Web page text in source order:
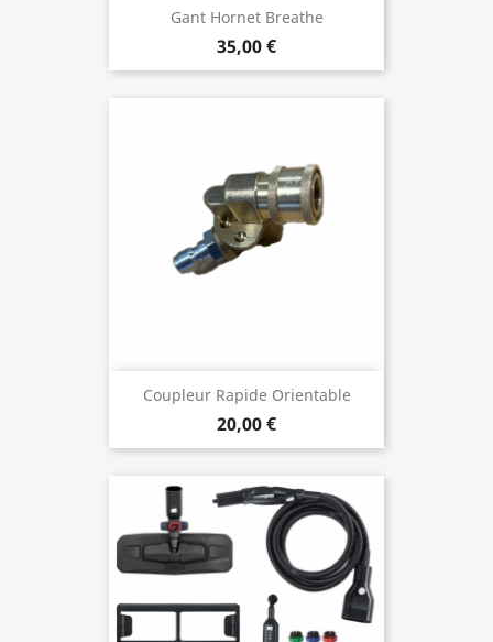
Gant Hornet Breathe
35,00 €
Coupleur Rapide Orientable
20,00 €